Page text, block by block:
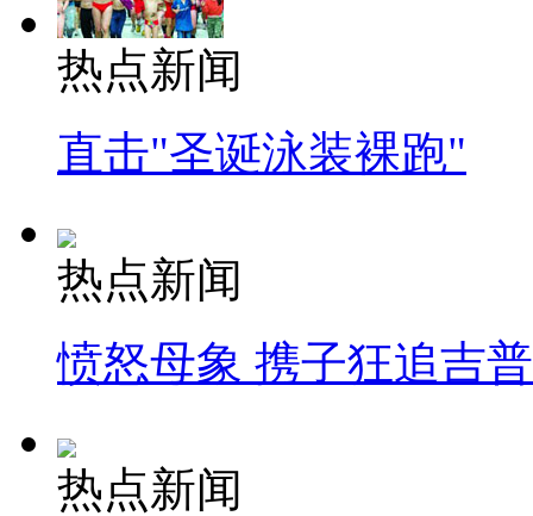
热点新闻
直击"圣诞泳装裸跑"
热点新闻
愤怒母象 携子狂追吉
热点新闻